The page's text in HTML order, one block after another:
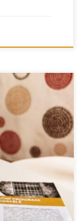
pokračuje
a v Krnově.
kteří se